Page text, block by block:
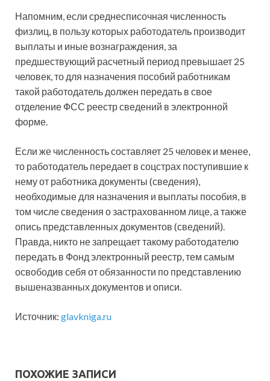
Напомним, если среднесписочная численность
физлиц, в пользу которых работодатель производит
выплаты и иные вознаграждения, за
предшествующий расчетный период превышает 25
человек, то для назначения пособий работникам
такой работодатель должен передать в свое
отделение ФСС реестр сведений в электронной
форме.
Если же численность составляет 25 человек и менее,
то работодатель передает в соцстрах поступившие к
нему от работника документы (сведения),
необходимые для назначения и выплаты пособия, в
том числе сведения о застрахованном лице, а также
опись представленных документов (сведений).
Правда, никто не запрещает такому работодателю
передать в Фонд электронный реестр, тем самым
освободив себя от обязанности по представлению
вышеназванных документов и описи.
Источник: glavkniga.ru
ПОХОЖИЕ ЗАПИСИ